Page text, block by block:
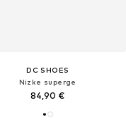
DC SHOES
Nizke superge
84,90 €